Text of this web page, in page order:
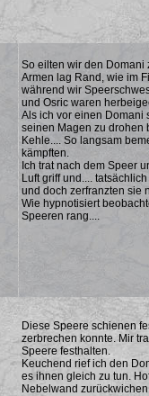
So eilten wir den Domani
Armen lag Rand, wie im
während wir
und Osric waren
Als ich vor einen Domani
seinen Magen zu drohen
Kehle.... So langsam
kämpften.
Ich trat nach dem Speer
Luft griff und....
und doch zerfranzten sie
Wie hypnotisiert
Speeren rang....
Diese Speere schienen
zerbrechen konnte. Mir
Speere festhalten.
Keuchend rief ich den
es ihnen gleich zu tun.
Nebelwand